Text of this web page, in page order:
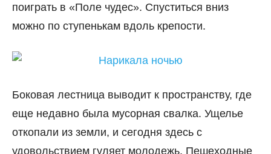
поиграть в «Поле чудес». Спуститься вниз
можно по ступенькам вдоль крепости.
Боковая лестница выводит к пространству, где
еще недавно была мусорная свалка. Ущелье
откопали из земли, и сегодня здесь с
удовольствием гуляет молодежь. Пешеходные